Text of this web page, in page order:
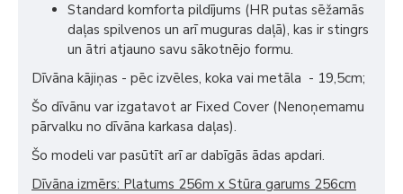
Standard komforta pildījums (HR putas sēžamās
daļas spilvenos un arī muguras daļā), kas ir stingrs
un ātri atjauno savu sākotnējo formu.
Dīvāna kājiņas - pēc izvēles, koka vai metāla - 19,5cm;
Šo dīvānu var izgatavot ar Fixed Cover (Nenoņemamu
pārvalku no dīvāna karkasa daļas).
Šo modeli var pasūtīt arī ar dabīgās ādas apdari.
Dīvāna izmērs: Platums 256m x Stūra garums 256cm